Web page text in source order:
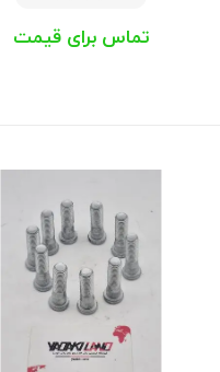
تماس برای قیمت